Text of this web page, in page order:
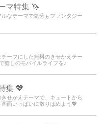
マ特集 🦄
なテーマで気分もファンタジー
ーフにした無料のきせかえテー
癒しのモバイルライフを♪
集 💖
せかえテーマで、キュートから
面いっぱいに散りばめよう💖